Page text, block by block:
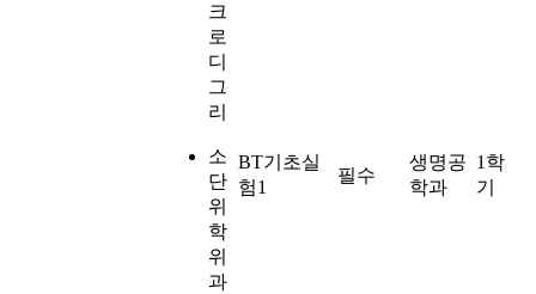
크
로
디
그
리
소
단
위
학
위
과
BT기초실
험1
필수
생명공
학과
1학
기